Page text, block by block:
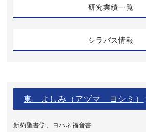
研究業績一覧
シラバス情報
東 よしみ（アヅマ ヨシミ）
新約聖書学、ヨハネ福音書